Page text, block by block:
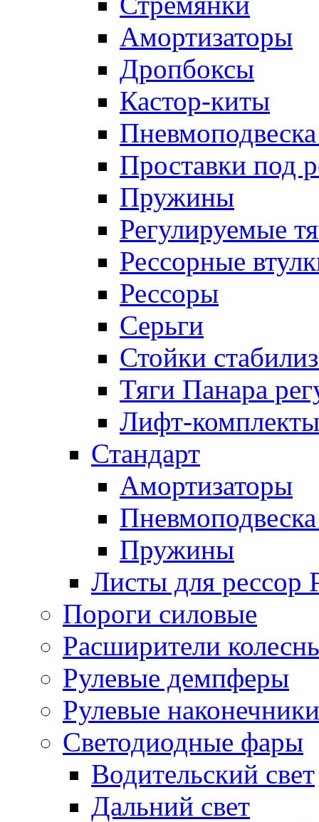
Амортизаторы
Дропбоксы
Кастор-киты
Проставки под
Пружины
Регулируемые
Рессорные
Рессоры
Серьги
Стойки
Тяги Панара
Лифт-
Стандарт
Амортизаторы
Пружины
Листы для
Пороги силовые
Расширители
Рулевые демпферы
Рулевые наконечники
Светодиодные фары
Водительский свет
Дальний свет